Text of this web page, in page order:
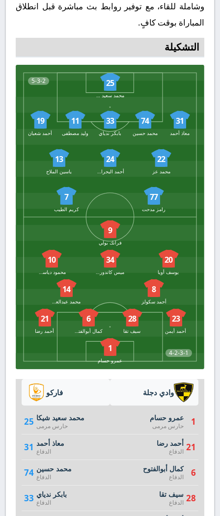
وشاملة للقاء، مع توفير روابط بث مباشرة قبل انطلاق
المباراة بوقت كافٍ.
التشكيلة
5-3-2 25
محمد سعيد شيكا
31
معاذ أحمد
74
محمد حسين
33
بابكر ندياي
11
وليد مصطفى
19
أحمد شعبان
22
محمد عز
24
13
ياسين الملاح
77
رامز مدحت
7
كريم الطيب
4-2-3-1
9
فرانك بولي
20
يوسف أويا
34
ميس كاندورب
10
محمود دياسطي
8
أحمد سكولز
14
محمد عبدالعاطي
23
أحمد أيمن
28
سيف تقا
6
كمال أبوالفتوح
21
أحمد رضا
1
عمرو حسام
فاركو
25 محمد سعيد شيكا
حارس مرمى
31 معاذ أحمد
الدفاع
74 محمد حسين
الدفاع
33 بابكر ندياي
الدفاع
وادي دجلة
1 عمرو حسام
حارس مرمى
21 أحمد رضا
الدفاع
6 كمال أبوالفتوح
الدفاع
28 سيف تقا
الدفاع